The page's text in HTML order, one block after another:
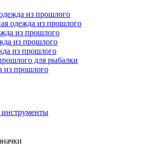
из прошлого
одежда из прошлого
из прошлого
из прошлого
из прошлого
для рыбалки
из прошлого